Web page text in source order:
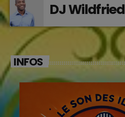
DJ Wildfried
INFOS